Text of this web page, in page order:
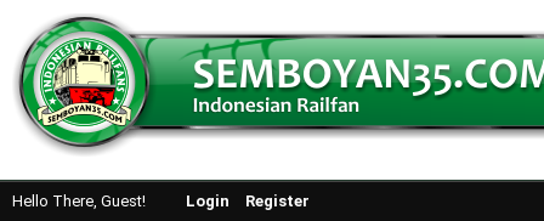
Hello There, Guest! Login Register